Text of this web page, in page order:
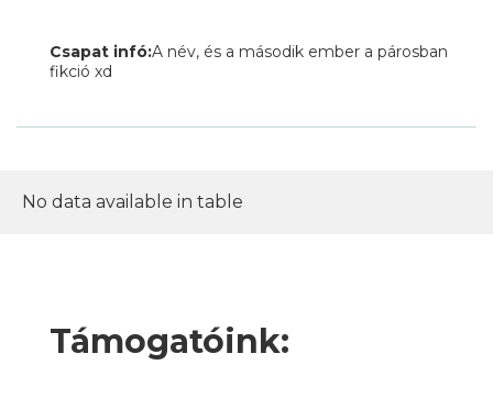
Csapat infó:A név, és a második ember a párosban
fikció xd
No data available in table
Támogatóink: